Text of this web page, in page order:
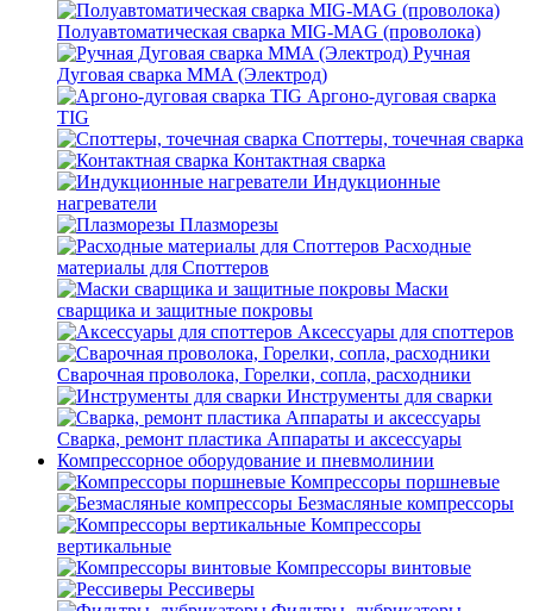
Полуавтоматическая сварка MIG-MAG (проволока)
Ручная
Дуговая сварка MMA (Электрод)
Аргоно-дуговая сварка
TIG
Споттеры, точечная сварка
Контактная сварка
Индукционные
нагреватели
Плазморезы
Расходные
материалы для Споттеров
Маски
сварщика и защитные покровы
Аксессуары для споттеров
Сварочная проволока, Горелки, сопла, расходники
Инструменты для сварки
Сварка, ремонт пластика Аппараты и аксессуары
Компрессорное оборудование и пневмолинии
Компрессоры поршневые
Безмасляные компрессоры
Компрессоры
вертикальные
Компрессоры винтовые
Рессиверы